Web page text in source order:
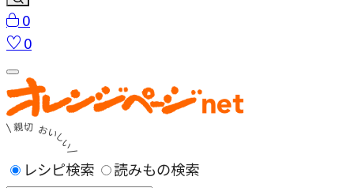
0
0
レシピ検索 読みもの検索